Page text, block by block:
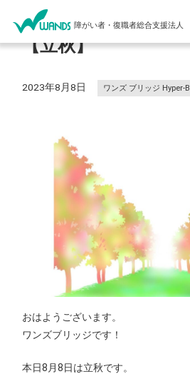
障がい者・復職者総合支援法人
【立秋】
2023年8月8日 ワンズ ブリッジ Hyper-B
おはようございます。
ワンズブリッジです！
本日8月8日は立秋です。